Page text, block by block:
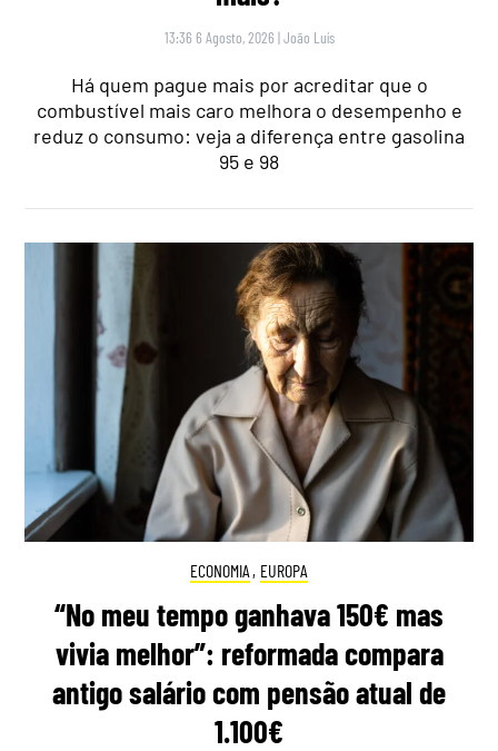
13:36 6 Agosto, 2026 |João Luís
Há quem pague mais por acreditar que o
combustível mais caro melhora o desempenho e
reduz o consumo: veja a diferença entre gasolina
95 e 98
ECONOMIA , EUROPA
“No meu tempo ganhava 150€ mas
vivia melhor”: reformada compara
antigo salário com pensão atual de
1.100€